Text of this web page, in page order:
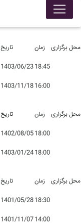
محل برگزاری
تاریخ زمان
محل برگزاری
1403/06/2318:45
1403/11/1816:00
تاریخ زمان
محل برگزاری
1402/08/0518:00
1403/01/2418:00
تاریخ زمان
محل برگزاری
1401/05/2818:30
1401/11/0714:00